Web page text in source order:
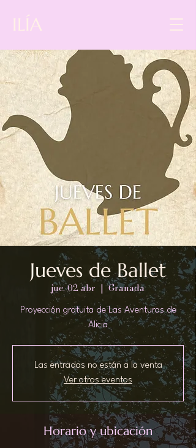
ILÍA
Jueves de Ballet
jue, 02 abr
  |
Granada
Proyección gratuita de Las Aventuras de
Alicia
Las entradas no están a la venta
Ver otros eventos
Horario y ubicación